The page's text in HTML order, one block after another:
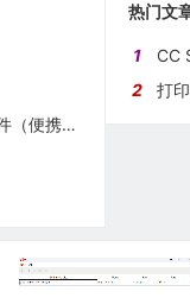
Shutter Encoder-免费而功能强大的视频格式转换软件（便携版）
热门文
1
CC
2
打